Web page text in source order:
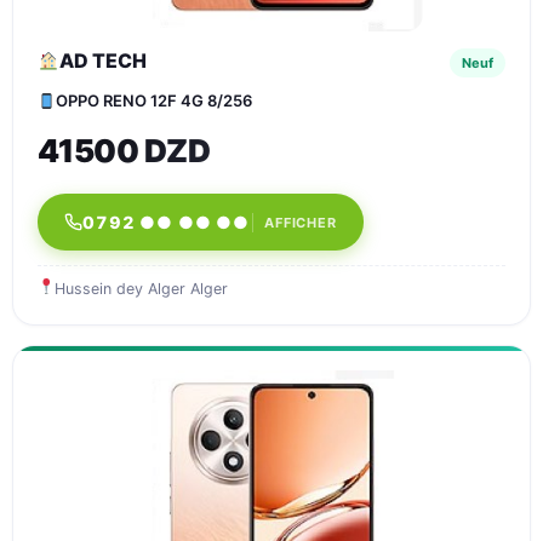
AD TECH Neuf
OPPO RENO 12F 4G 8/256
41500 DZD
0792 ●● ●● ●● AFFICHER
Hussein dey Alger Alger